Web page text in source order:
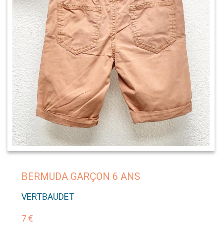
BERMUDA GARÇON 6 ANS
VERTBAUDET
7 €